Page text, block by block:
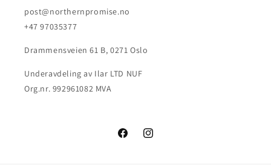
post@northernpromise.no
+47 97035377
Drammensveien 61 B, 0271 Oslo
Underavdeling av Ilar LTD NUF
Org.nr. 992961082 MVA
FacebookInstagram